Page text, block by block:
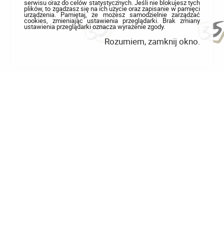
serwisu oraz do celów statystycznych. Jeśli nie blokujesz tych
plików, to zgadzasz się na ich użycie oraz zapisanie w pamięci
urządzenia. Pamiętaj, że możesz samodzielnie zarządzać
cookies, zmieniając ustawienia przeglądarki. Brak zmiany
ustawienia przeglądarki oznacza wyrażenie zgody.
Rozumiem, zamknij okno.